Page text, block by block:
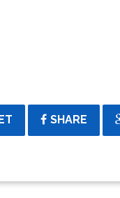
SHARE